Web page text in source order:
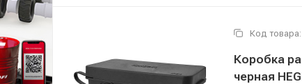
Код товара:
Коробка
черная